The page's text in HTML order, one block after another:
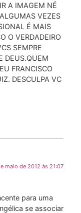
A IMAGEM NÉ
VEZES
É MAIS
O VERDADEIRO
SEMPRE
DEUS.QUEM
FRANCISCO
DESCULPA VC
maio de 2012 às 21:07
para uma
se associar